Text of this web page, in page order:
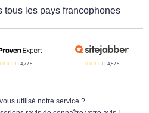
tous les pays francophones
4,7 /5 4,5/ 5
utilisé notre service ?